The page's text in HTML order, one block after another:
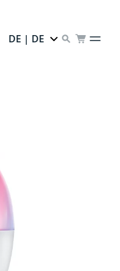
DE | DE